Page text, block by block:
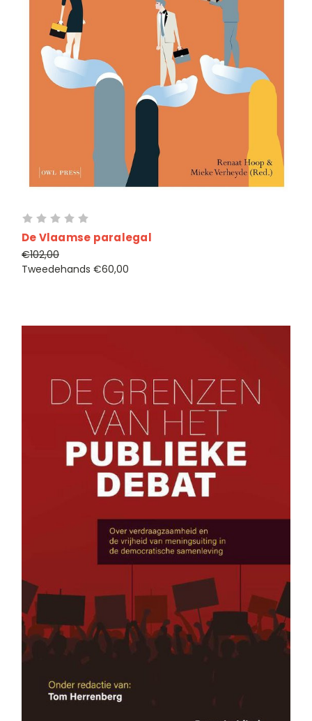
De Vlaamse paralegal
€102,00
Tweedehands €60,00